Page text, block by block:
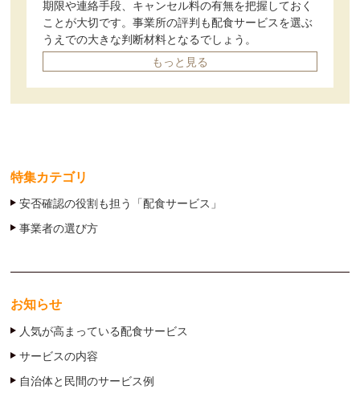
期限や連絡手段、キャンセル料の有無を把握しておく
ことが大切です。事業所の評判も配食サービスを選ぶ
うえでの大きな判断材料となるでしょう。
もっと見る
特集カテゴリ
安否確認の役割も担う「配食サービス」
事業者の選び方
お知らせ
人気が高まっている配食サービス
サービスの内容
自治体と民間のサービス例